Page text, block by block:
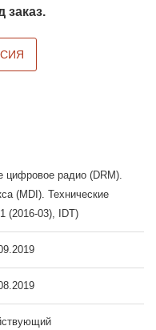
заказ.
радио (DRM).
(MDI). Технические
(2016-03), IDT)